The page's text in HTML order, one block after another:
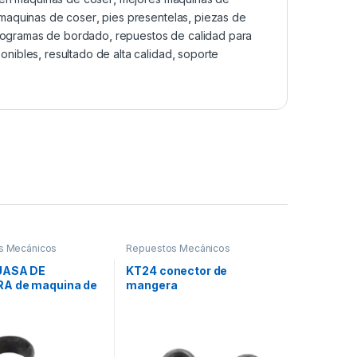
de coser,pies presentelas piezas de
de bordado repuestos de calidad para
,resultado de alta calidad ,soporte
Mecánicos
DE
de maquina de
Repuestos Mecánicos
KT24 conector de
mangera